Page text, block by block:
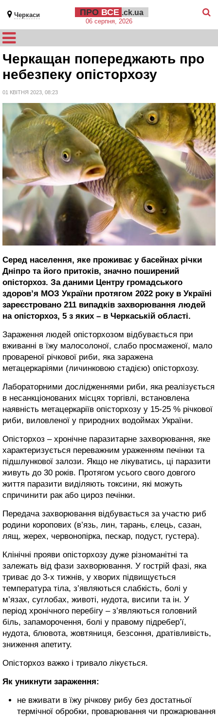
Черкаси ПРО ВСЕ .ck.ua
06 серпня, 2026
Черкащан попереджають про
небезпеку опісторхозу
01 КВІТНЯ 2023, 08:23
Серед населення, яке проживає у басейнах річки
Дніпро та його притоків, значно поширений
опісторхоз. За даними Центру громадського
здоров’я МОЗ України протягом 2022 року в Україні
зареєстровано 211 випадків захворювання людей
на опісторхоз, 5 з яких – в Черкаській області.
Зараження людей опісторхозом відбувається при
вживанні в їжу малосолоної, слабо просмаженої, мало
провареної річкової риби, яка заражена
метацеркаріями (личинковою стадією) опісторхозу.
Лабораторними дослідженнями риби, яка реалізується
в несанкціонованих місцях торгівлі, встановлена
наявність метацеркаріїв опісторхозу у 15-25 % річкової
риби, виловленої у природних водоймах України.
Опісторхоз – хронічне паразитарне захворювання, яке
характеризується переважним ураженням печінки та
підшлункової залози. Якщо не лікуватись, ці паразити
живуть до 30 років. Протягом усього свого довгого
життя паразити виділяють токсини, які можуть
спричинити рак або цироз печінки.
Передача захворювання відбувається за участю риб
родини коропових (в’язь, лин, тарань, єлець, сазан,
лящ, жерех, червонопірка, пескар, подуст, густера).
Клінічні прояви опісторхозу дуже різноманітні та
залежать від фази захворювання. У гострій фазі, яка
триває до 3-х тижнів, у хворих підвищується
температура тіла, з’являються слабкість, болі у
м’язах, суглобах, животі, нудота, висипи та ін. У
період хронічного перебігу – з’являються головний
біль, запаморочення, болі у правому підребер’ї,
нудота, блювота, жовтяниця, безсоння, дратівливість,
зниження апетиту.
Опісторхоз важко і тривало лікується.
Як уникнути зараження:
не вживати в їжу річкову рибу без достатньої
термічної обробки, проварювання чи прожарювання